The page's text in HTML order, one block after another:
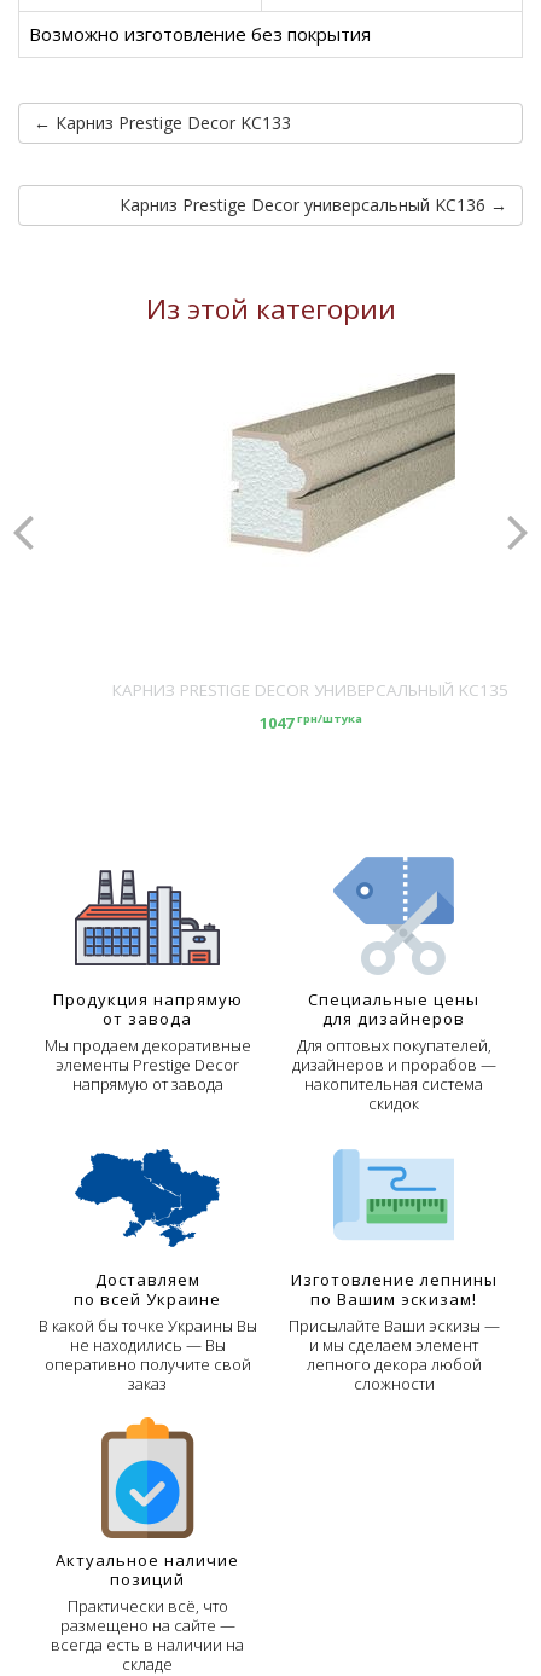
Возможно изготовление без покрытия
← Карниз Prestige Decor KC133
Карниз Prestige Decor универсальный KC136 →
Из этой категории
КАРНИЗ PRESTIGE DECOR УНИВЕРСАЛЬНЫЙ KC135
1047грн/штука
Продукция напрямую
от завода
Мы продаем декоративные
элементы Prestige Decor
напрямую от завода
Специальные цены
для дизайнеров
Для оптовых покупателей,
дизайнеров и прорабов —
накопительная система
скидок
Доставляем
по всей Украине
В какой бы точке Украины Вы
не находились — Вы
оперативно получите свой
заказ
Изготовление лепнины
по Вашим эскизам!
Присылайте Ваши эскизы —
и мы сделаем элемент
лепного декора любой
сложности
Актуальное наличие
позиций
Практически всё, что
размещено на сайте —
всегда есть в наличии на
складе